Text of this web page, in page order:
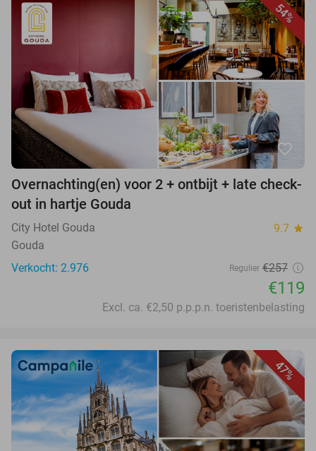
54%
favorite_border
Overnachting(en) voor 2 + ontbijt + late check-
out in hartje Gouda
City Hotel Gouda 9.7 star
Gouda
Verkocht: 2.976
Regulier €257
€119
Excl. ca. €2,50 p.p.p.n. toeristenbelasting
47%